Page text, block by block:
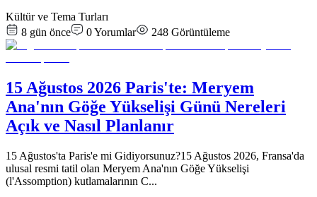
Kültür ve Tema Turları
8 gün önce
0Yorumlar 248 Görüntüleme
15 Ağustos 2026 Paris'te: Meryem
Ana'nın Göğe Yükselişi Günü Nereleri
Açık ve Nasıl Planlanır
15 Ağustos'ta Paris'e mi Gidiyorsunuz?15 Ağustos 2026, Fransa'da
ulusal resmi tatil olan Meryem Ana'nın Göğe Yükselişi
(l'Assomption) kutlamalarının C...